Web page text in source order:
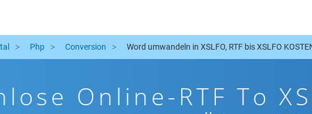
Php Conversion Word umwandeln in XSLFO, RTF bis XSLFO
Online-RTF To